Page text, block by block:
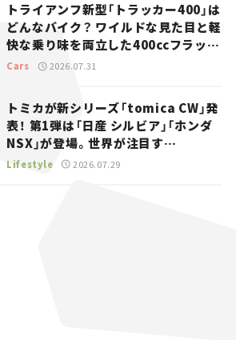
トライアンフ新型「トラッカー400」は
どんなバイク？ ワイルドな見た目と軽
快な乗り味を両立した400ccフラット
トラッカー【試乗レビュー】
Cars 2026.07.31
トミカが新シリーズ「tomica CW」発
表！ 第1弾は「日産 シルビア」「ホンダ
NSX」が登場。世界が注目す
る“JDM”に焦点【クルマとホビー】
Lifestyle 2026.07.29